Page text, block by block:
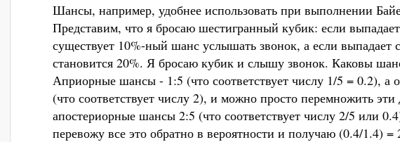
Шансы, например, удобнее использовать при выполнении
Представим, что я бросаю шестигранный кубик: если
существует 10%-ный шанс услышать звонок, а если выпадает
становится 20%. Я бросаю кубик и слышу звонок. Каковы
Априорные шансы - 1:5 (что соответствует числу 1/5 = 0.2), а
(что соответствует числу 2), и можно просто перемножить
апостериорные шансы 2:5 (что соответствует числу 2/5 или
перевожу все это обратно в вероятности и получаю (0.4/1.4) =